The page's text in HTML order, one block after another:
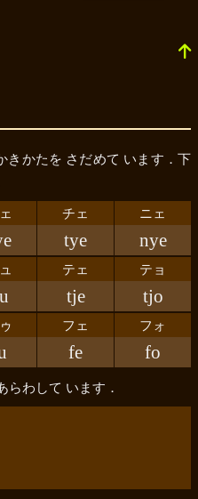
きかたを さだめて います．下
チェ ニェ
tye nye
テェ テョ
tje tjo
フェ フォ
fe fo
らわして います．